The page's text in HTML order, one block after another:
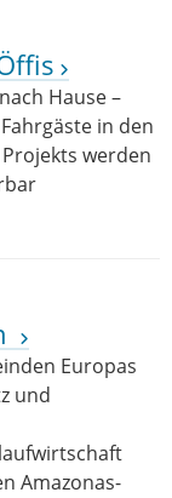
Hause –
in den
werden
Europas
und
Amazonas-